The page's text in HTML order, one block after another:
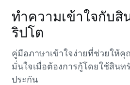
ทำความเข้าใจกับสิ
ริปโต
คู่มือภาษาเข้าใจง่ายที่ช่วยให้
มั่นใจเมื่อต้องการกู้โดยใช้สิน
ประกัน